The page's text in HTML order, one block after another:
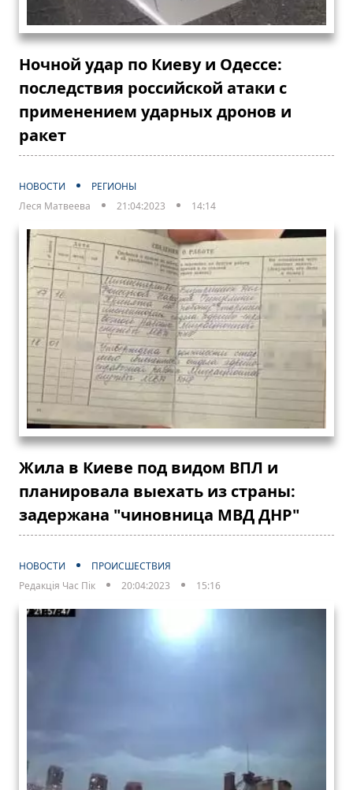
Ночной удар по Киеву и Одессе:
последствия российской атаки с
применением ударных дронов и
ракет
НОВОСТИ
РЕГИОНЫ
Леся Матвеева
21:04:2023 14:14
Жила в Киеве под видом ВПЛ и
планировала выехать из страны:
задержана "чиновница МВД ДНР"
НОВОСТИ
ПРОИСШЕСТВИЯ
Редакція Час Пік
20:04:2023 15:16